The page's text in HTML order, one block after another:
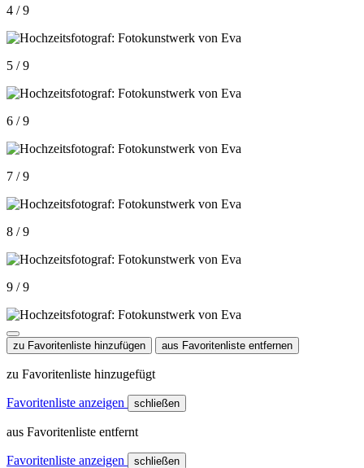
4 / 9
5 / 9
6 / 9
7 / 9
8 / 9
9 / 9
zu Favoritenliste hinzufügen aus Favoritenliste entfernen
zu Favoritenliste hinzugefügt
Favoritenliste anzeigen schließen
aus Favoritenliste entfernt
Favoritenliste anzeigen schließen